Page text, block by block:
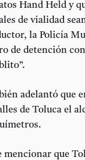
Hand Held y
de vialidad
la Policía
de detención
adelantó que
de Toluca el
mencionar que